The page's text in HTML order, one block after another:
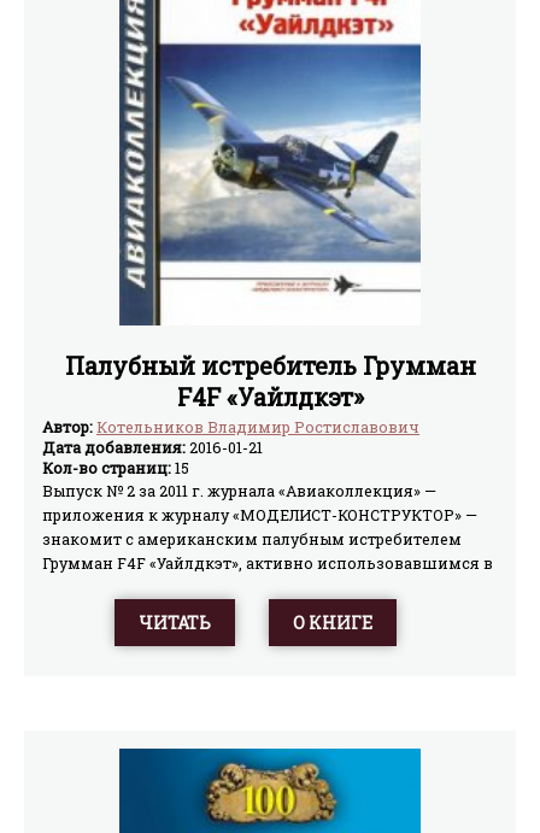
Палубный истребитель Грумман
F4F «Уайлдкэт»
Автор:Котельников Владимир Ростиславович
Дата добавления:2016-01-21
Кол-во страниц:15
Выпуск № 2 за 2011 г. журнала «Авиаколлекция» —
приложения к журналу «МОДЕЛИСТ-КОНСТРУКТОР» —
знакомит с американским палубным истребителем
Грумман F4F «Уайлдкэт», активно использовавшимся в
ЧИТАТЬ О КНИГЕ